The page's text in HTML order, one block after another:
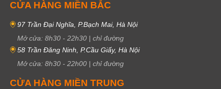
CỬA HÀNG MIỀN BẮC
97 Trần Đại Nghĩa, P.Bạch Mai, Hà Nội
Mở cửa: 8h30 - 22h30 | chỉ đường
58 Trần Đăng Ninh, P.Cầu Giấy, Hà Nội
Mở cửa: 8h30 - 22h00 | chỉ đường
CỬA HÀNG MIỀN TRUNG